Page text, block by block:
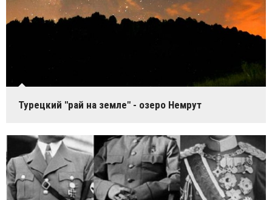
Турецкий "рай на земле" - озеро Немрут